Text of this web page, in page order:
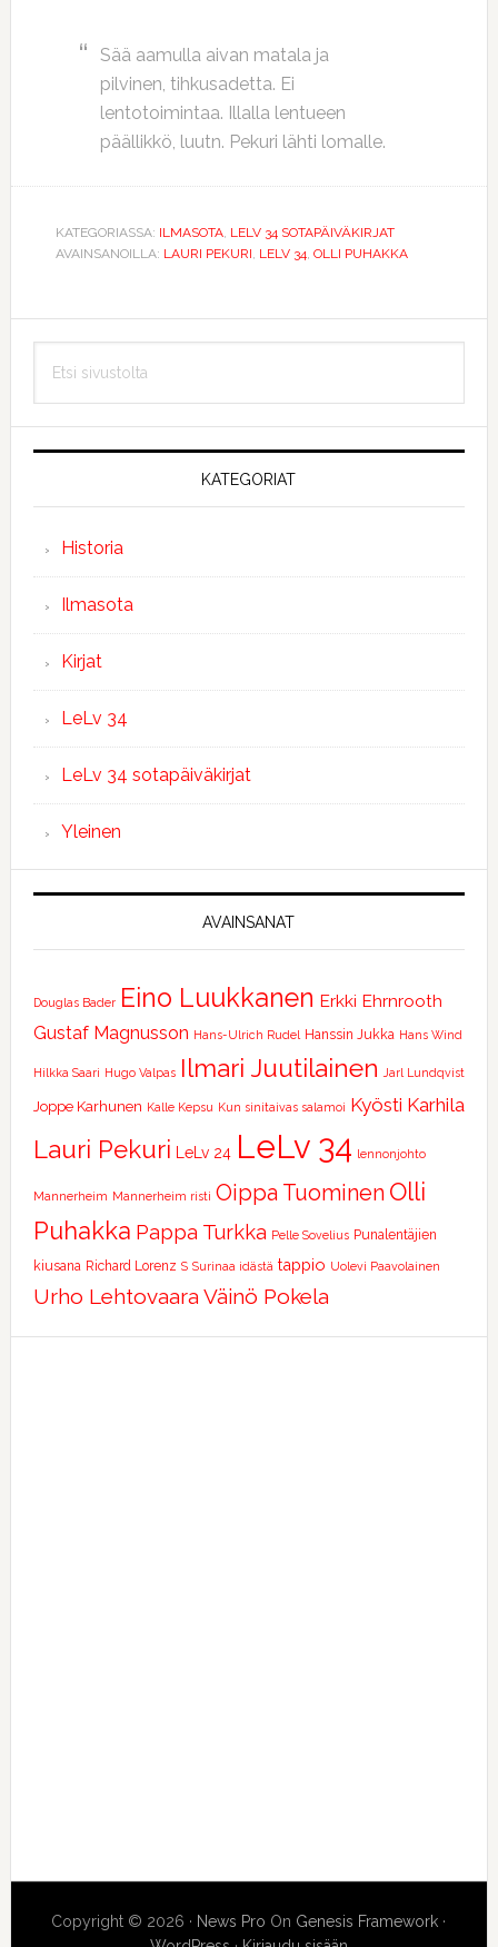
Sää aamulla aivan matala ja
pilvinen, tihkusadetta. Ei
lentotoimintaa. Illalla lentueen
päällikkö, luutn. Pekuri lähti lomalle.
KATEGORIASSA: ILMASOTA, LELV 34 SOTAPÄIVÄKIRJAT
AVAINSANOILLA: LAURI PEKURI, LELV 34, OLLI PUHAKKA
Ensisijainen
sivupalkki
sivustolta
KATEGORIAT
Historia
Ilmasota
Kirjat
LeLv 34
LeLv 34 sotapäiväkirjat
Yleinen
AVAINSANAT
Douglas Bader Eino Luukkanen Erkki Ehrnrooth
Gustaf Magnusson Hans-Ulrich Rudel Hanssin Jukka Hans Wind
Hilkka Saari Hugo Valpas Ilmari Juutilainen Jarl Lundqvist
Joppe Karhunen Kalle Kepsu Kun sinitaivas salamoi Kyösti Karhila
Lauri Pekuri LeLv 24 LeLv 34 lennonjohto
Mannerheim Mannerheim risti Oippa Tuominen Olli
Puhakka Pappa Turkka Pelle Sovelius Punalentäjien
kiusana Richard Lorenz S Surinaa idästä tappio Uolevi Paavolainen
Urho Lehtovaara Väinö Pokela
Copyright © 2026 · News Pro On Genesis Framework ·